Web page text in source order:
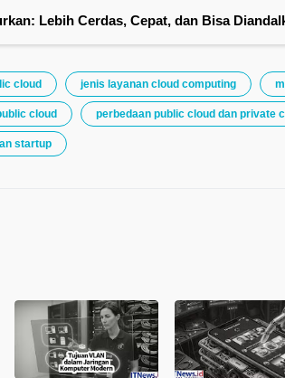
Lebih Cerdas, Cepat, dan Bisa
cloud jenis layanan cloud computing
cloud perbedaan public cloud dan private
startup